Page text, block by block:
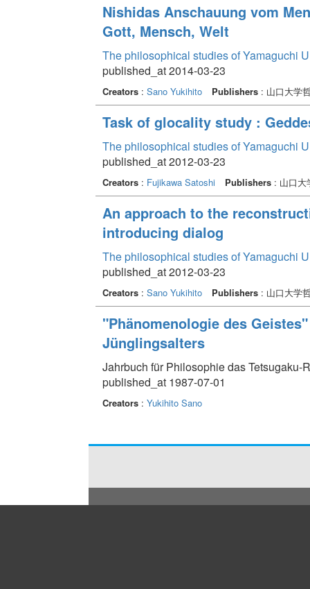
Nishidas Anschauung vom
Gott, Mensch, Welt
The philosophical studies of Yamaguchi
published_at 2014-03-23
Creators: Sano Yukihito Publishers: 山口大学
Task of glocality study :
The philosophical studies of Yamaguchi
published_at 2012-03-23
Creators: Fujikawa Satoshi Publishers: 山口大
An approach to the
introducing dialog
The philosophical studies of Yamaguchi
published_at 2012-03-23
Creators: Sano Yukihito Publishers: 山口大学
"Phänomenologie des
Jünglingsalters
Jahrbuch für Philosophie das Tetsugaku-
published_at 1987-07-01
Creators: Yukihito Sano